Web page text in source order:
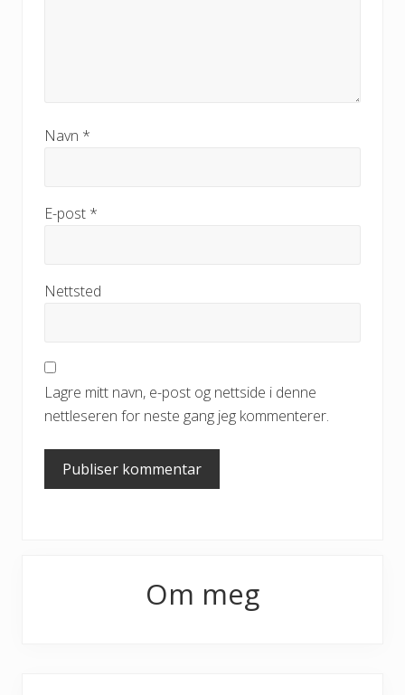
Navn *
E-post *
Nettsted
Lagre mitt navn, e-post og nettside i denne
nettleseren for neste gang jeg kommenterer.
Om meg